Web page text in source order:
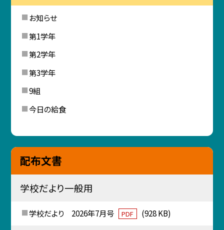
お知らせ
第1学年
第2学年
第3学年
9組
今日の給食
配布文書
学校だより一般用
学校だより 2026年7月号 PDF (928 KB)